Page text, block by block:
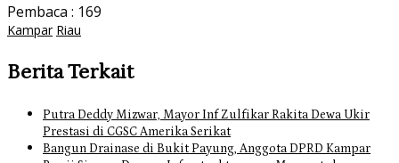
Pembaca : 169
Kampar Riau
Berita Terkait
Putra Deddy Mizwar, Mayor Inf Zulfikar Rakita Dewa Ukir
Prestasi di CGSC Amerika Serikat
Bangun Drainase di Bukit Payung, Anggota DPRD Kampar